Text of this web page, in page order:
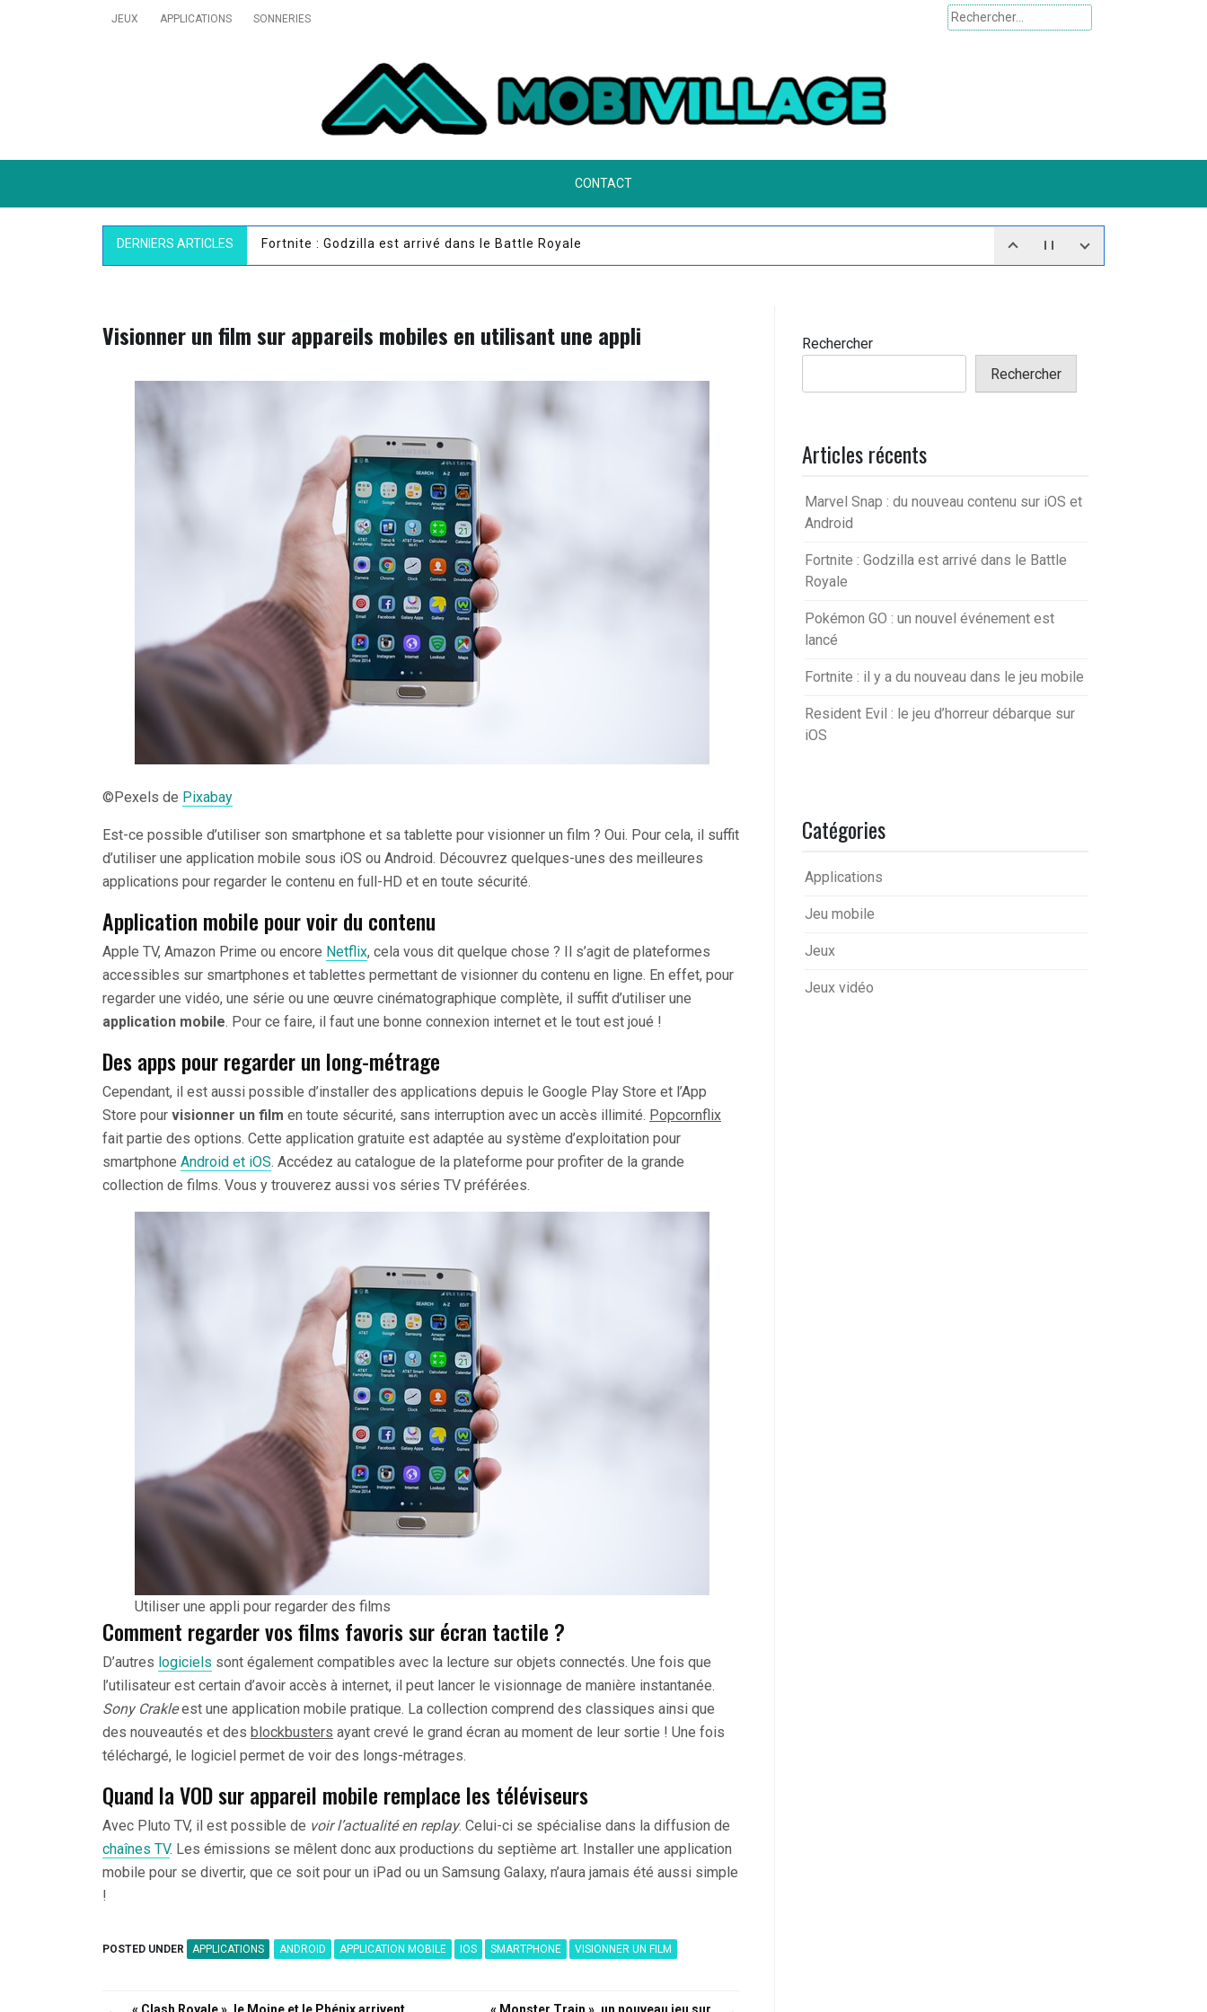
JEUX APPLICATIONS SONNERIES Rechercher :
MobiVillage CONTACT
DERNIERS ARTICLES
Pokémon GO : un nouvel événement est lancé
Visionner un film sur appareils mobiles en utilisant une appli
©Pexels de Pixabay
Est-ce possible d’utiliser son smartphone et sa tablette pour visionner un film ? Oui. Pour cela, il suffit
d’utiliser une application mobile sous iOS ou Android. Découvrez quelques-unes des meilleures
applications pour regarder le contenu en full-HD et en toute sécurité.
Application mobile pour voir du contenu
Apple TV, Amazon Prime ou encore Netflix, cela vous dit quelque chose ? Il s’agit de plateformes
accessibles sur smartphones et tablettes permettant de visionner du contenu en ligne. En effet, pour
regarder une vidéo, une série ou une œuvre cinématographique complète, il suffit d’utiliser une
application mobile. Pour ce faire, il faut une bonne connexion internet et le tout est joué !
Des apps pour regarder un long-métrage
Cependant, il est aussi possible d’installer des applications depuis le Google Play Store et l’App
Store pour visionner un film en toute sécurité, sans interruption avec un accès illimité. Popcornflix
fait partie des options. Cette application gratuite est adaptée au système d’exploitation pour
smartphone Android et iOS. Accédez au catalogue de la plateforme pour profiter de la grande
collection de films. Vous y trouverez aussi vos séries TV préférées.
Utiliser une appli pour regarder des films
Comment regarder vos films favoris sur écran tactile ?
D’autres logiciels sont également compatibles avec la lecture sur objets connectés. Une fois que
l’utilisateur est certain d’avoir accès à internet, il peut lancer le visionnage de manière instantanée.
Sony Crakleest une application mobile pratique. La collection comprend des classiques ainsi que
des nouveautés et des blockbusters ayant crevé le grand écran au moment de leur sortie ! Une fois
téléchargé, le logiciel permet de voir des longs-métrages.
Quand la VOD sur appareil mobile remplace les téléviseurs
Avec Pluto TV, il est possible de voir l’actualité en replay. Celui-ci se spécialise dans la diffusion de
chaînes TV. Les émissions se mêlent donc aux productions du septième art. Installer une application
mobile pour se divertir, que ce soit pour un iPad ou un Samsung Galaxy, n’aura jamais été aussi simple
!
POSTED UNDER APPLICATIONS ANDROID APPLICATION MOBILE IOS SMARTPHONE VISIONNER UN FILM
Rechercher
Rechercher
Articles récents
Marvel Snap : du nouveau contenu sur iOS et
Android
Fortnite : Godzilla est arrivé dans le Battle
Royale
Pokémon GO : un nouvel événement est
lancé
Fortnite : il y a du nouveau dans le jeu mobile
Resident Evil : le jeu d’horreur débarque sur
iOS
Catégories
Applications
Jeu mobile
Jeux
Jeux vidéo